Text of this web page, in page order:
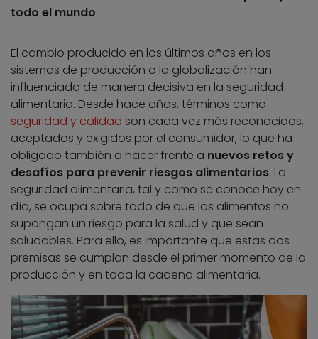
todo el mundo.
El cambio producido en los últimos años en los
sistemas de producción o la globalización han
influenciado de manera decisiva en la seguridad
alimentaria. Desde hace años, términos como
seguridad y calidad son cada vez más reconocidos,
aceptados y exigidos por el consumidor, lo que ha
obligado también a hacer frente a nuevos retos y
desafíos para prevenir riesgos alimentarios. La
seguridad alimentaria, tal y como se conoce hoy en
día, se ocupa sobre todo de que los alimentos no
supongan un riesgo para la salud y que sean
saludables. Para ello, es importante que estas dos
premisas se cumplan desde el primer momento de la
producción y en toda la cadena alimentaria.